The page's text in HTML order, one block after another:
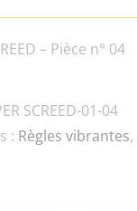
– Pièce n° 04
SCREED-01-04
: Règles vibrantes,